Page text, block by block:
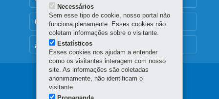
MAPA DO SITE
TRANSPARÊNCIA INSTITUCIONAL
Navegação
Necessários
Sem esse tipo de cookie, nosso portal não
funciona plenamente. Esses cookies não
coletam informações sobre o visitante.
Estatísticos
Esses cookies nos ajudam a entender
como os visitantes interagem com nosso
site. As informações são coletadas
anonimamente, não identificam o
visitante.